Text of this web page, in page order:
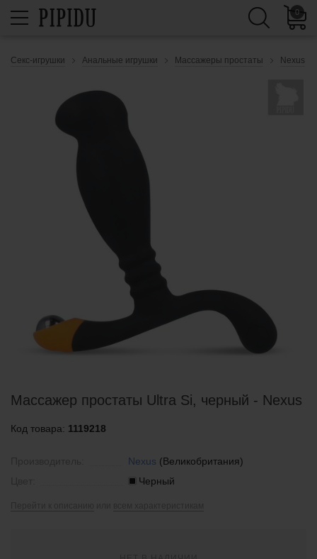
0
Секс-игрушки Анальные игрушки Массажеры простаты Nexus
Массажер простаты Ultra Si, черный - Nexus
Код товара: 1119218
Nexus (Великобритания)
Черный